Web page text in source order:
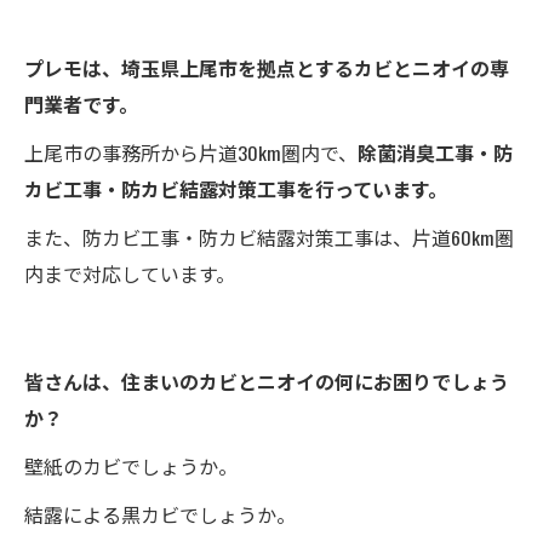
プレモは、埼玉県上尾市を拠点とするカビとニオイの専
門業者です。
上尾市の事務所から片道30km圏内で、 除菌消臭工事・防
カビ工事・防カビ結露対策工事を行っています。
また、防カビ工事・防カビ結露対策工事は、片道60km圏
内まで対応しています。
皆さんは、住まいのカビとニオイの何にお困りでしょう
か？
壁紙のカビでしょうか。
結露による黒カビでしょうか。